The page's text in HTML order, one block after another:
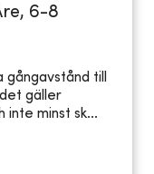
6-8
gångavstånd till
gäller
inte minst sk...